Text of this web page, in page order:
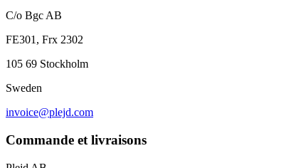
C/o Bgc AB
FE301, Frx 2302
105 69 Stockholm
Sweden
invoice@plejd.com
Commande et livraisons